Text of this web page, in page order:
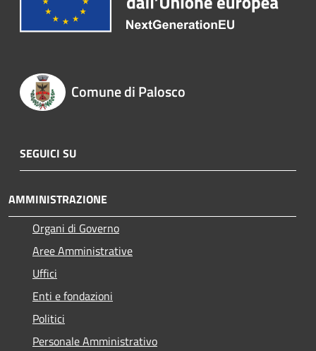
Comune di Palosco
SEGUICI SU
AMMINISTRAZIONE
Organi di Governo
Aree Amministrative
Uffici
Enti e fondazioni
Politici
Personale Amministrativo